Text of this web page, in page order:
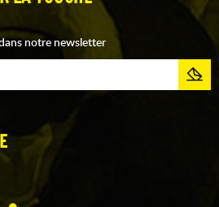
notre newsletter